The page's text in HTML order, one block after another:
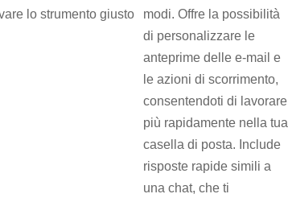
lo strumento giusto
modi. Offre la possibilità
di personalizzare le
anteprime delle e-mail e
le azioni di scorrimento,
consentendoti di lavorare
più rapidamente nella tua
casella di posta. Include
risposte rapide simili a
una chat, che ti